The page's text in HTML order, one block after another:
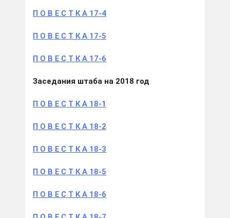
П О В Е С Т К А 17-4
П О В Е С Т К А 17-5
П О В Е С Т К А 17-6
Заседания штаба на 2018 год
П О В Е С Т К А 18-1
П О В Е С Т К А 18-2
П О В Е С Т К А 18-3
П О В Е С Т К А 18-5
П О В Е С Т К А 18-6